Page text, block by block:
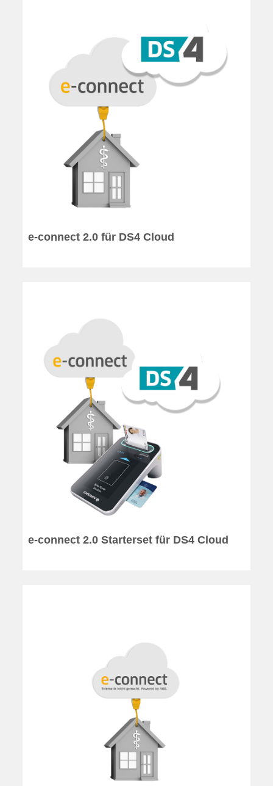
e-connect 2.0 für DS4 Cloud
e-connect 2.0 Starterset für DS4 Cloud